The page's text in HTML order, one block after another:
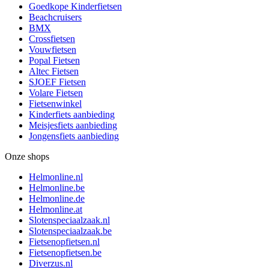
Goedkope Kinderfietsen
Beachcruisers
BMX
Crossfietsen
Vouwfietsen
Popal Fietsen
Altec Fietsen
SJOEF Fietsen
Volare Fietsen
Fietsenwinkel
Kinderfiets aanbieding
Meisjesfiets aanbieding
Jongensfiets aanbieding
Onze shops
Helmonline.nl
Helmonline.be
Helmonline.de
Helmonline.at
Slotenspeciaalzaak.nl
Slotenspeciaalzaak.be
Fietsenopfietsen.nl
Fietsenopfietsen.be
Diverzus.nl